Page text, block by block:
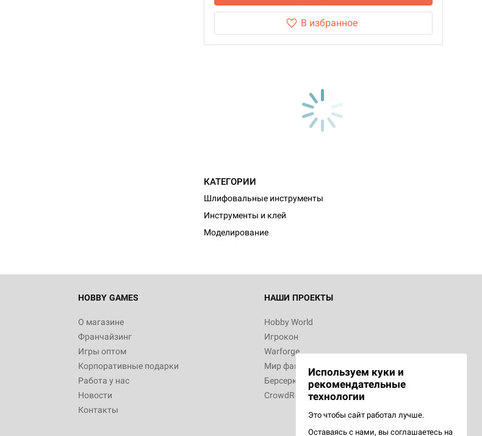
В избранное
КАТЕГОРИИ
Шлифовальные инструменты
Инструменты и клей
Моделирование
HOBBY GAMES
О магазине
Франчайзинг
Игры оптом
Корпоративные подарки
Работа у нас
Новости
Контакты
НАШИ ПРОЕКТЫ
Hobby World
Игрокон
Warforge
Мир фантастики
Берсерк
CrowdRepublic
Используем куки и
рекомендательные
технологии
Это чтобы сайт работал лучше.
Оставаясь с нами, вы соглашаетесь на
Настольная игра Hobby World Монстры
Белая смерть
12 990
Настольная игра Hobby World Берсерк.
3 490